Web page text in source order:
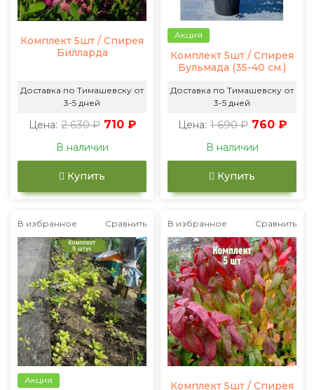
Комплект 5шт / Спирея
Билларда
Доставка по Тимашевску от
3-5 дней
Цена: 2 630 ₽ 710 ₽
В наличии
Купить
Акция
Комплект 5шт / Спирея
Бульмада (35-40 см.)
Доставка по Тимашевску от
3-5 дней
Цена: 1 690 ₽ 760 ₽
В наличии
Купить
В избранное Сравнить
Акция
В избранное Сравнить
Комплект 5шт / Спирея